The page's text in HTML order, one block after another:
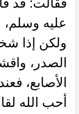
فقالت: قد
عليه وسلم،
ولكن إذا
الصدر،
الأصابع،
أحب الله